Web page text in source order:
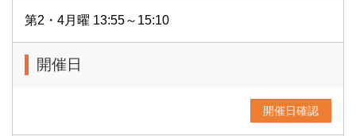
第2・4月曜 13:55～15:10
開催日
開催日確認